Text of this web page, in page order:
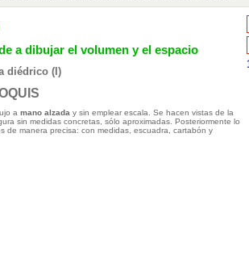
a dibujar el volumen y el espacio
diédrico (I)
a mano alzada y sin emplear escala. Se hacen vistas de la
sin medidas concretas, sólo aproximadas. Posteriormente lo
de manera precisa: con medidas, escuadra, cartabón y